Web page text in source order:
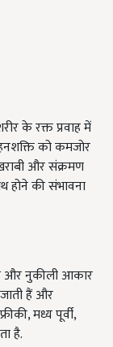
के रक्त प्रवाह में
को कमजोर
और संक्रमण
होने की संभावना
और नुकीली आकार
हैं और
,मध्य पूर्वी,
है.